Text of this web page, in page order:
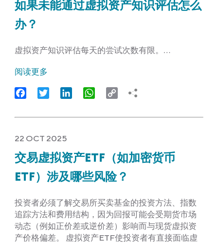
如果未能通过虚拟资产知识评估怎么
办？
虚拟资产知识评估每天的尝试次数有限。…
阅读更多
FacebookTwitter LinkedIn WhatsApp
Copy
22 OCT 2025
交易虚拟资产ETF（如加密货币
ETF）涉及哪些风险？
投资者必须了解交易所买卖基金的投资方法、指数
追踪方法和费用结构，因为回报可能会受期货市场
动态（例如正价差或逆价差）影响而与现货虚拟资
产价格偏差。 虚拟资产ETF使投资者有直接面临虚